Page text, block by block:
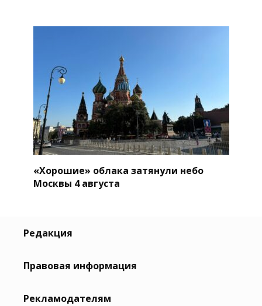
«Хорошие» облака затянули небо
Москвы 4 августа
Редакция
Правовая информация
Рекламодателям